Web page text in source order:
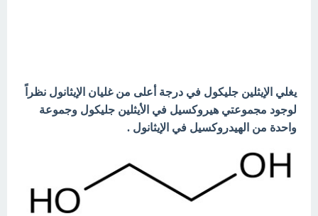
يغلي الإيثلين جليكول في درجة أعلى من غليان الإيثانول نظراً
لوجود مجموعتي هيروكسيل في الأيثلين جليكول وجموعة
واحدة من الهيدروكسيل في الإيثانول .